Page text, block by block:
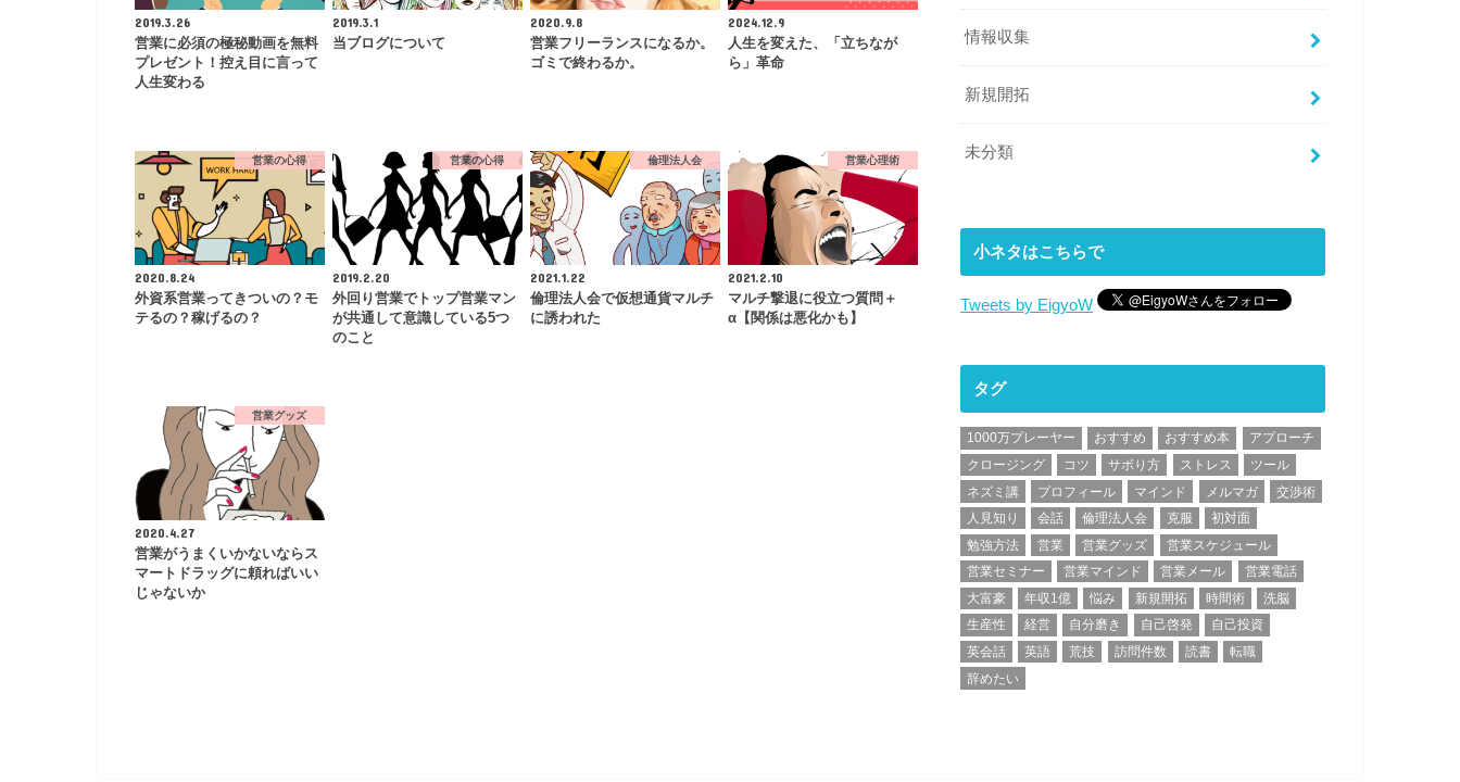
2019.3.26
営業に必須の極秘動画を無料
プレゼント！控え目に言って
人生変わる
2019.3.1
当ブログについて
2020.9.8
営業フリーランスになるか。
ゴミで終わるか。
2024.12.9
人生を変えた、「立ちなが
ら」革命
営業の心得
2020.8.24
外資系営業ってきついの？モ
テるの？稼げるの？
営業の心得
2019.2.20
外回り営業でトップ営業マン
が共通して意識している5つ
のこと
倫理法人会
2021.1.22
倫理法人会で仮想通貨マルチ
に誘われた
営業心理術
2021.2.10
マルチ撃退に役立つ質問＋
α【関係は悪化かも】
営業グッズ
2020.4.27
営業がうまくいかないならス
マートドラッグに頼ればいい
じゃないか
情報収集
新規開拓
未分類
小ネタはこちらで
Tweets by EigyoW
タグ
1000万プレーヤー おすすめ おすすめ本
アプローチ
クロージング
コツ サボり方 ストレス
ツール
ネズミ講
プロフィール マインド メルマガ
交渉術
人見知り
会話 倫理法人会 克服
初対面
勉強方法
営業 営業グッズ
営業スケジュール
営業セミナー
営業マインド 営業メール
営業電話
大富豪
年収1億 悩み 新規開拓 時間術
洗脳
生産性
経営 自分磨き 自己啓発
自己投資
英会話
英語 荒技 訪問件数 読書
転職
辞めたい